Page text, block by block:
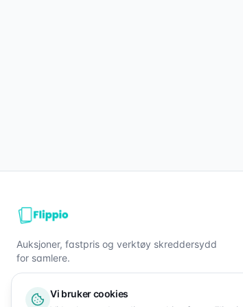
Auksjoner, fastpris og verktøy skreddersydd
for samlere.
Vi bruker cookies